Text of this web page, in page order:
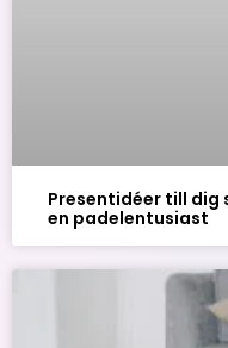
Presentidéer till dig
en padelentusiast